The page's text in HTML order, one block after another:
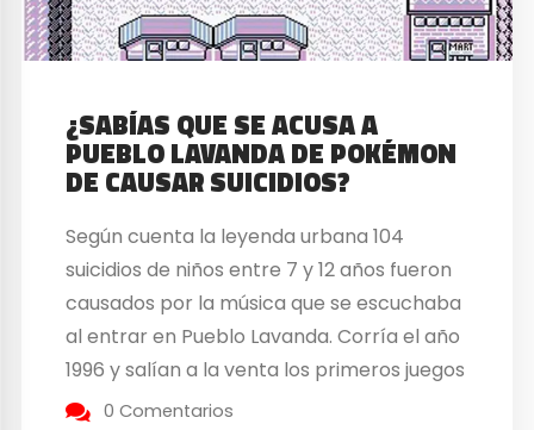
¿SABÍAS QUE SE ACUSA A
PUEBLO LAVANDA DE POKÉMON
DE CAUSAR SUICIDIOS?
Según cuenta la leyenda urbana 104
suicidios de niños entre 7 y 12 años fueron
causados por la música que se escuchaba
al entrar en Pueblo Lavanda. Corría el año
1996 y salían a la venta los primeros juegos
de Pokémon en Japón, país en el que
0 Comentarios